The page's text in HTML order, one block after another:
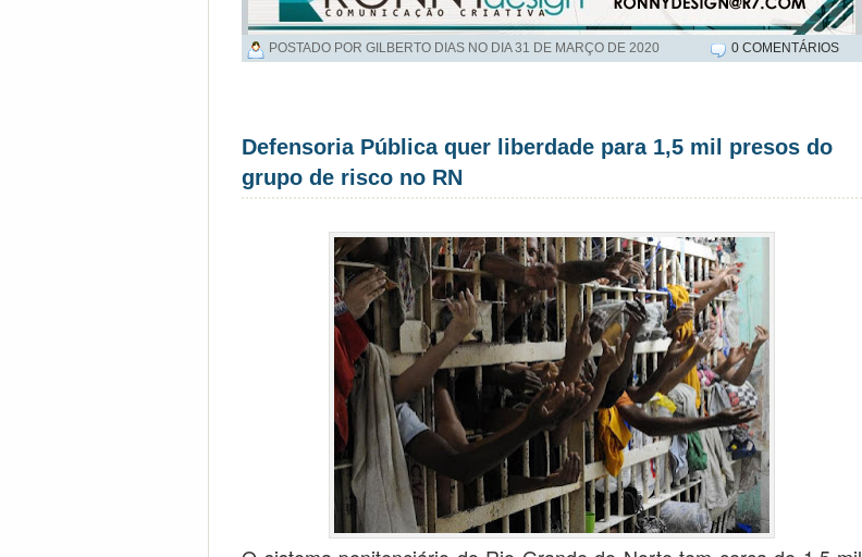
POSTADO POR GILBERTO DIAS NO DIA31 DE MARÇO DE 2020 0 COMENTÁRIOS
Defensoria Pública quer liberdade para 1,5 mil presos do
grupo de risco no RN